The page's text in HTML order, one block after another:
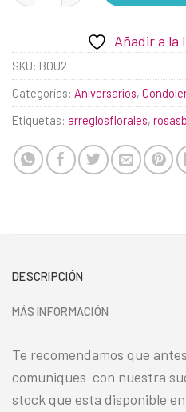
Añadir a la
SKU: BOU2
Categorías: Aniversarios,
Etiquetas: arreglosflorales,
DESCRIPCIÓN
MÁS INFORMACIÓN
Te recomendamos que
comuniques con nuestra
stock que esta disponible